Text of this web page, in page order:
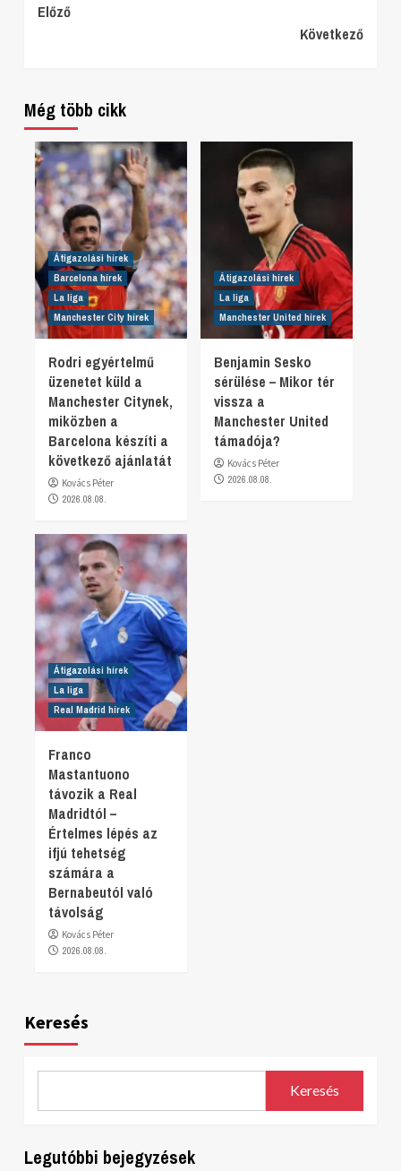
Continue
Előző
Következő
Még több cikk
Átigazolási hírek
Barcelona hírek
La liga
Manchester City hírek
Rodri egyértelmű
üzenetet küld a
Manchester Citynek,
miközben a
Barcelona készíti a
következő ajánlatát
Kovács Péter
2026.08.08.
Átigazolási hírek
La liga
Manchester United hírek
Benjamin Sesko
sérülése – Mikor tér
vissza a
Manchester United
támadója?
Kovács Péter
2026.08.08.
Átigazolási hírek
La liga
Real Madrid hírek
Franco
Mastantuono
távozik a Real
Madridtól –
Értelmes lépés az
ifjú tehetség
számára a
Bernabeutól való
távolság
Kovács Péter
2026.08.08.
Keresés
Keresés
Legutóbbi bejegyzések